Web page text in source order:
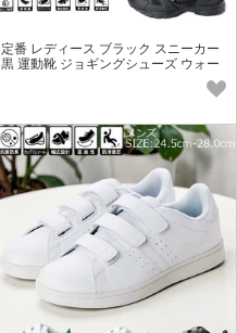
定番 レディース ブラック スニーカー
黒 運動靴 ジョギングシューズ ウォー